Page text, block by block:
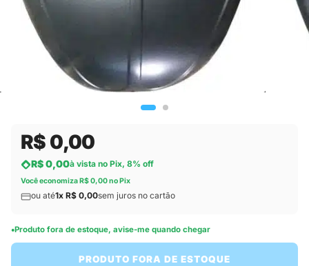
R$ 0,00
R$ 0,00à vista no Pix, 8% off
Você economiza R$ 0,00 no Pix
ou até1x R$ 0,00sem juros no cartão
Produto fora de estoque, avise-me quando chegar
PRODUTO FORA DE ESTOQUE